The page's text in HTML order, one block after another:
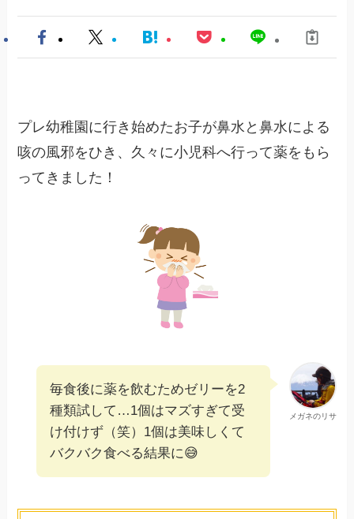
プレ幼稚園に行き始めたお子が鼻水と鼻水による
咳の風邪をひき、久々に小児科へ行って薬をもら
ってきました！
メガネのリサ
毎食後に薬を飲むためゼリーを2
種類試して…1個はマズすぎて受
け付けず（笑）1個は美味しくて
バクバク食べる結果に😅